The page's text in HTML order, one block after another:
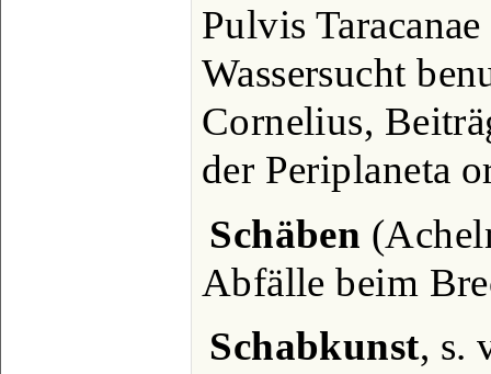
Pulvis
Wassersucht
Cornelius,
der Periplaneta
Schäben
Abfälle beim
Schabkunst, s.